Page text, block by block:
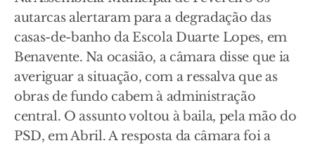
autarcas alertaram para a degradação das
casas-de-banho da Escola Duarte Lopes, em
Benavente. Na ocasião, a câmara disse que ia
averiguar a situação, com a ressalva que as
obras de fundo cabem à administração
central. O assunto voltou à baila, pela mão do
PSD, em Abril. A resposta da câmara foi a